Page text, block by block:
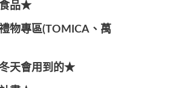
品★
物專區(TOMICA、萬
天會用到的★